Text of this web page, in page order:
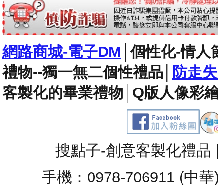
網路商城-電子DM │個性化-情人
禮物--獨一無二個性禮品
防走
客製化的畢業禮物 Q版人像彩
搜點子-創意客製化禮
手機：0978-706911 (中